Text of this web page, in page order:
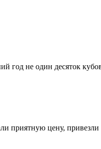
год не один десяток
приятную цену,